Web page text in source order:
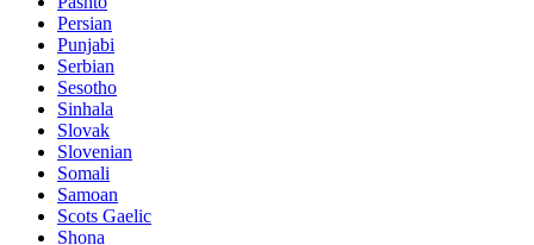
Persian
Punjabi
Serbian
Sesotho
Sinhala
Slovak
Slovenian
Somali
Samoan
Scots Gaelic
Shona